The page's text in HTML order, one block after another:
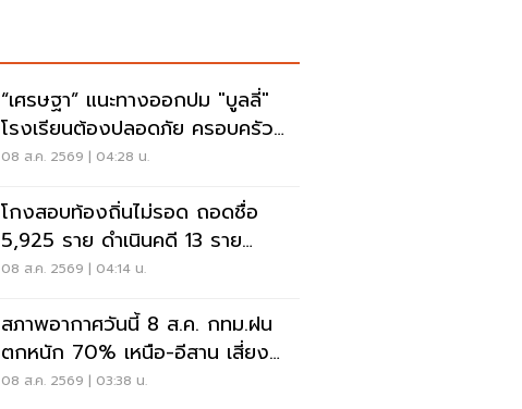
“เศรษฐา” แนะทางออกปม "บูลลี่"
โรงเรียนต้องปลอดภัย ครอบครัว
ต้องรับฟัง
08 ส.ค. 2569 | 04:28 น.
โกงสอบท้องถิ่นไม่รอด ถอดชื่อ
5,925 ราย ดำเนินคดี 13 ราย
ปปง.ไล่เส้นการเงิน
08 ส.ค. 2569 | 04:14 น.
สภาพอากาศวันนี้ 8 ส.ค. กทม.ฝน
ตกหนัก 70% เหนือ-อีสาน เสี่ยงน้ำ
ท่วมฉับพลัน
08 ส.ค. 2569 | 03:38 น.